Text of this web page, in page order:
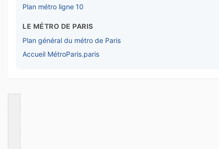
Plan métro ligne 10
LE MÉTRO DE PARIS
Plan général du métro de Paris
Accueil MétroParis.paris